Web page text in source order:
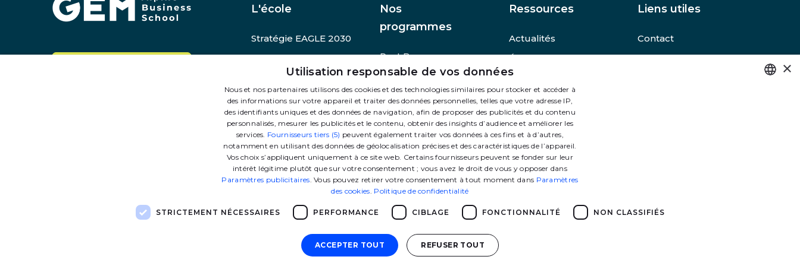
L'école
Stratégie EAGLE 2030
Chiffres clés
La fondation GEM
Rejoindre nos équipes
Nos
programmes
Post Bac
PGE
MSc
MS
MBA
Sportifs de haut niveau
Programmes
Doctoraux
Executive Education
Ressources
Actualités
Évènements
Admissibles
Presse
Autre site
Liens utiles
Contact
Mentions légales
×
Utilisation responsable de vos données
Nous et nos partenaires utilisons des cookies et des technologies similaires pour stocker et accéder à
des informations sur votre appareil et traiter des données personnelles, telles que votre adresse IP,
des identifiants uniques et des données de navigation, afin de proposer des publicités et du contenu
personnalisés, mesurer les publicités et le contenu, obtenir des insights d’audience et améliorer les
services. Fournisseurs tiers (5) peuvent également traiter vos données à ces fins et à d’autres,
notamment en utilisant des données de géolocalisation précises et des caractéristiques de l’appareil.
Vos choix s’appliquent uniquement à ce site web. Certains fournisseurs peuvent se fonder sur leur
intérêt légitime plutôt que sur votre consentement ; vous avez le droit de vous y opposer dans
Paramètres publicitaires. Vous pouvez retirer votre consentement à tout moment dans Paramètres
des cookies. Politique de confidentialité
STRICTEMENT NÉCESSAIRES PERFORMANCE CIBLAGE FONCTIONNALITÉ NON CLASSIFIÉS
ACCEPTER TOUT REFUSER TOUT